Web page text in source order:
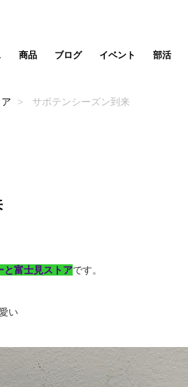
商品 ブログ イベント 部活
サボテンシーズン到来
と富士見ストアです。
い